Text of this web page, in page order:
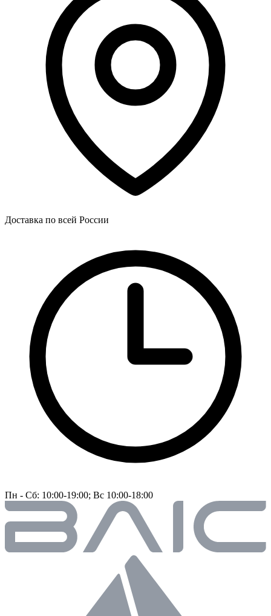
Доставка по всей России
Пн - Сб: 10:00-19:00; Вс 10:00-18:00